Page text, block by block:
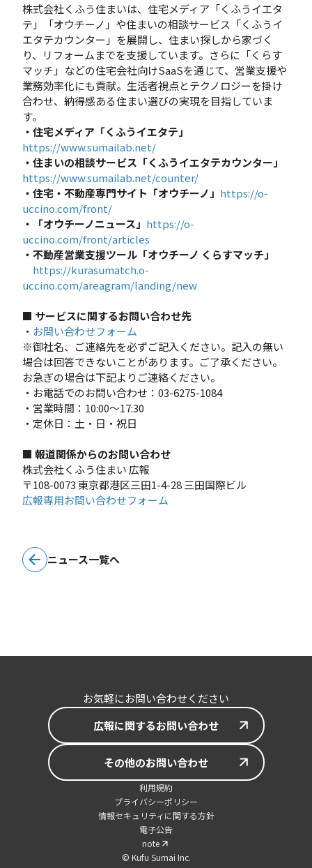
株式会社くふう住まいは、住宅メディア「くふうイエタ
テ」「オウチーノ」や住まいの相談サービス「くふうイ
エタテカウンター」を展開し、住まい探しから家づく
り、リフォームまでを支援しています。さらに「くらす
マッチ」などの住宅会社向けSaaSを通じて、営業支援や
業務効率化にも貢献。生活者視点とテクノロジーを掛け
合わせ、納得感ある住まい選びの実現を目指していま
す。
・住宅メディア「くふうイエタテ」
https://www.sumailab.net/
・ 住まいの相談サービス「くふうイエタテカウンター」
https://www.sumailab.net/counter/
・住宅・不動産専門サイト「オウチーノ」 https://o-
uccino.com/front/
・「オウチーノニュース」 https://o-
uccino.com/front/articles
・不動産営業支援ツール「オウチーノ くらすマッチ」
https://kurasumatch.o-
uccino.com/areagram/landing/new
■ サービスに関するお問い合わせ先
・ お問い合わせフォーム
※御社名、ご連絡先を必ずご記入ください。記入の無い
場合は回答できないことがあります。ご了承ください。
お急ぎの場合は下記よりご連絡ください。
・お電話でのお問い合わせ：03-6275-1084
・営業時間：10:00～17:30
・定休日：土・日・祝日
■ 報道関係からのお問い合わせ
株式会社くふう住まい 広報
〒108-0073 東京都港区三田1-4-28 三田国際ビル
広報専用お問い合わせフォーム
ニュース一覧へ
お気軽にお問い合わせください
広報に関するお問い合わせ
その他のお問い合わせ
利用規約
プライバシーポリシー
情報セキュリティに関する方針
電子公告
note
© Kufu Sumai Inc.